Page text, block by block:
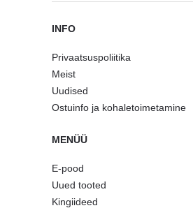
INFO
Privaatsuspoliitika
Meist
Uudised
Ostuinfo ja kohaletoimetamine
MENÜÜ
E-pood
Uued tooted
Kingiideed